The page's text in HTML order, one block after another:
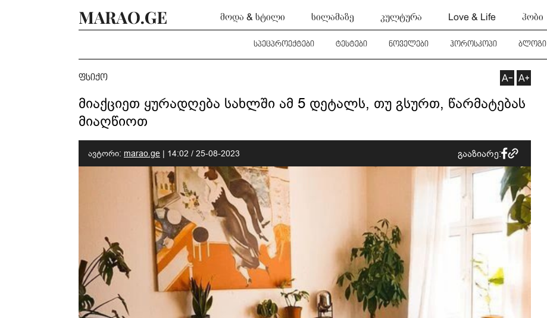
მოდა & სტილი სილამაზე კულტურა Love & Life ჰობი
სპეცპროექტები ტესტები ნოველები ჰოროსკოპი ბლოგი
ფსიქო
მიაქციეთ ყურადღება სახლში ამ 5 დეტალს, თუ გსურთ, წარმატებას
მიაღწიოთ
ავტორი: marao.ge | 14:02 / 25-08-2023 გააზიარე: